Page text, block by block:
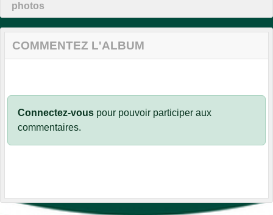
photos
COMMENTEZ L'ALBUM
Connectez-vous pour pouvoir participer aux
commentaires.